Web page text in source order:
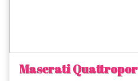
Maserati